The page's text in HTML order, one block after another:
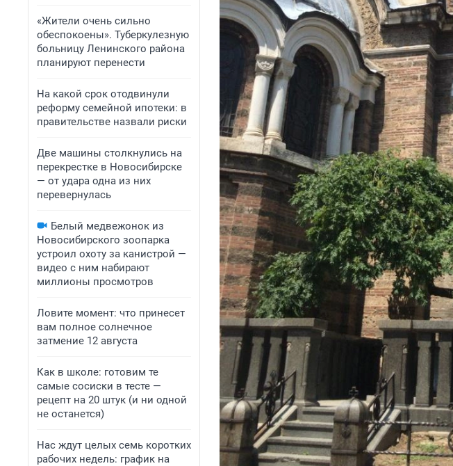
«Жители очень сильно
обеспокоены». Туберкулезную
больницу Ленинского района
планируют перенести
На какой срок отодвинули
реформу семейной ипотеки: в
правительстве назвали риски
Две машины столкнулись на
перекрестке в Новосибирске
— от удара одна из них
перевернулась
Белый медвежонок из
Новосибирского зоопарка
устроил охоту за канистрой —
видео с ним набирают
миллионы просмотров
Ловите момент: что принесет
вам полное солнечное
затмение 12 августа
Как в школе: готовим те
самые сосиски в тесте —
рецепт на 20 штук (и ни одной
не останется)
Нас ждут целых семь коротких
рабочих недель: график на